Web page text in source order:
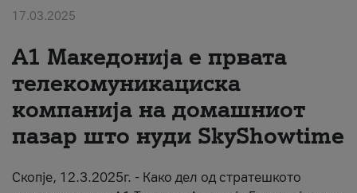
Надополни кредит
#ПодобарОнлајн
17.03.2025
А1 Македонија е првата
телекомуникациска
компанија на домашниот
пазар што нуди SkyShowtime
Скопје, 12.3.2025г. - Како дел од стратешкото